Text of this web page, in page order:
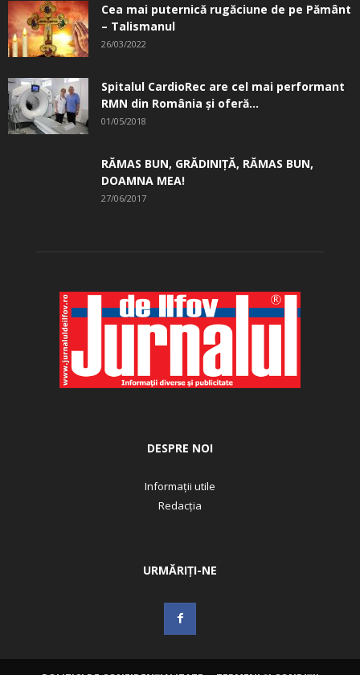
Cea mai puternică rugăciune de pe Pământ
– Talismanul
26/03/2022
Spitalul CardioRec are cel mai performant
RMN din România și oferă...
01/05/2018
RĂMAS BUN, GRĂDINIŢĂ, ­RĂMAS BUN,
DOAMNA MEA!
27/06/2017
DESPRE NOI
Informații utile
Redacția
URMĂRIȚI-NE